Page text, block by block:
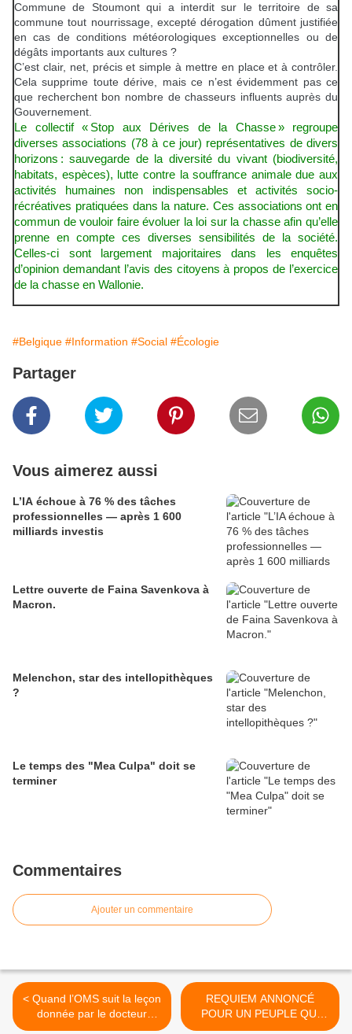
Commune de Stoumont qui a interdit sur le territoire de sa
commune tout nourrissage, excepté dérogation dûment justifiée
en cas de conditions météorologiques exceptionnelles ou de
dégâts importants aux cultures ?
C’est clair, net, précis et simple à mettre en place et à contrôler.
Cela supprime toute dérive, mais ce n’est évidemment pas ce
que recherchent bon nombre de chasseurs influents auprès du
Gouvernement.
Le collectif « Stop aux Dérives de la Chasse »regroupe
diverses associations (78à ce jour) représentatives de divers
horizons : sauvegarde de la diversitédu vivant (biodiversité,
habitats, espèces), lutte contre la souffrance animale due aux
activités humaines non indispensables et activités socio-
récréatives pratiquées dans la nature. Ces associations ont en
commun de vouloir faire évoluer la loi sur la chasse afin qu’elle
prenne en compte ces diverses sensibilités de la société.
Celles-ci sont largement majoritaires dans les enquêtes
d’opinion demandant l’avis des citoyens à propos de l’exercice
de la chasse en Wallonie.
#Belgique #Information #Social #Écologie
Partager
Vous aimerez aussi
L’IA échoue à 76 % des tâches
professionnelles — après 1 600
milliards investis
Lettre ouverte de Faina Savenkova à
Macron.
Melenchon, star des intellopithèques
?
Le temps des "Mea Culpa" doit se
terminer
Commentaires
Ajouter un commentaire
< Quand l’OMS suit la leçon
donnée par le docteur
Knock.
REQUIEM ANNONCÉ
POUR UN PEUPLE QUI
REND L’ÂME >